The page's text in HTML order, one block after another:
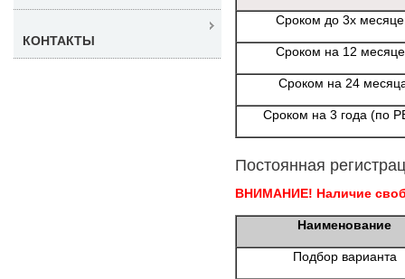
Сроком до 3х
Сроком на 12
Сроком на 24
Сроком на 3 года (по
Постоянная
ВНИМАНИЕ! Наличие
Наименование
Подбор варианта
КОНТАКТЫ